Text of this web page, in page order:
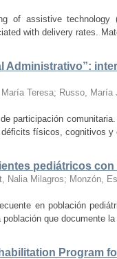
of assistive technology
with delivery rates.
Administrativo”:
Teresa; Russo, María
participación
físicos, cognitivos
pediátricos
Nalia Milagros; Monzón,
en población
que documente
Program